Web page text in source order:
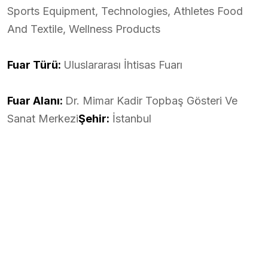
Sports Equipment, Technologies, Athletes Food
And Textile, Wellness Products
Fuar Türü: Uluslararası İhtisas Fuarı
Fuar Alanı: Dr. Mimar Kadir Topbaş Gösteri Ve
Sanat MerkeziŞehir: İstanbul